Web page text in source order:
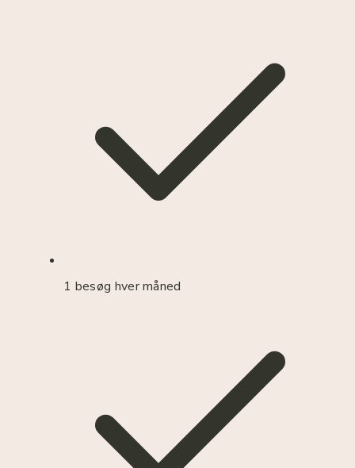
1 besøg hver måned